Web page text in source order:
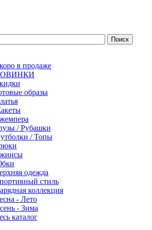
в продаже
образы
/ Рубашки
/ Топы
одежда
стиль
коллекция
- Лето
- Зима
каталог